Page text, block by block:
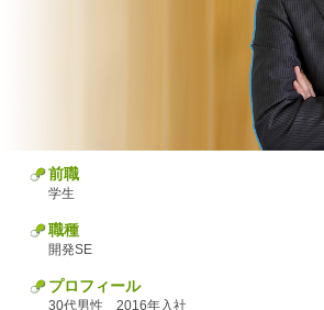
前職
学生
職種
開発SE
プロフィール
30代男性 2016年入社